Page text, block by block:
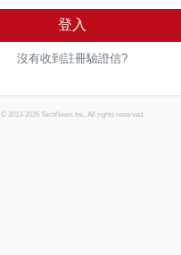
登入
沒有收到註冊驗證信?
© 2013-2026 TechNews Inc. All rights reserved.